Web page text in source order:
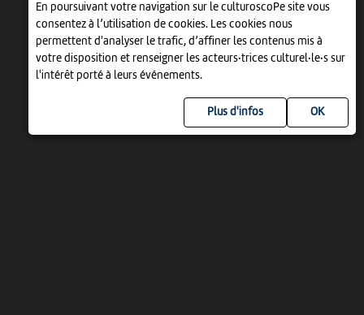
En poursuivant votre navigation sur le culturoscoPe site vous
consentez à l’utilisation de cookies. Les cookies nous
permettent d'analyser le trafic, d’affiner les contenus mis à
votre disposition et renseigner les acteurs·trices culturel·le·s sur
l'intérêt porté à leurs événements.
Plus d'infos